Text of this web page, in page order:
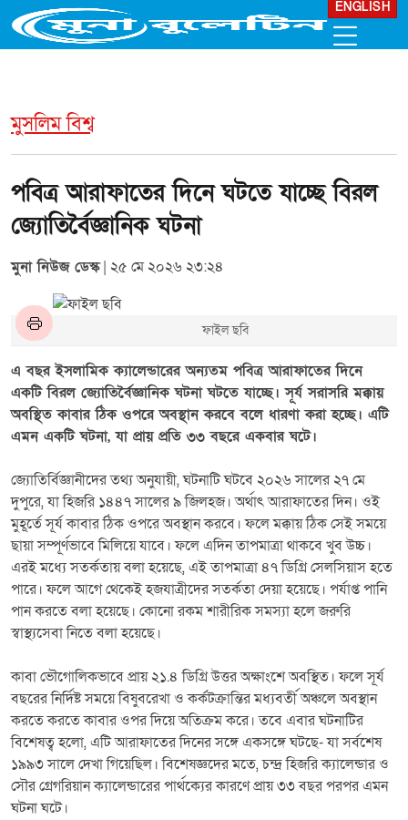
ENGLISH
মুসলিম বিশ্ব
পবিত্র আরাফাতের দিনে ঘটতে যাচ্ছে বিরল
জ্যোতির্বৈজ্ঞানিক ঘটনা
মুনা নিউজ ডেস্ক| ২৫ মে ২০২৬ ২৩:২৪
ফাইল ছবি
এ বছর ইসলামিক ক্যালেন্ডারের অন্যতম পবিত্র আরাফাতের দিনে
একটি বিরল জ্যোতির্বৈজ্ঞানিক ঘটনা ঘটতে যাচ্ছে। সূর্য সরাসরি মক্কায়
অবস্থিত কাবার ঠিক ওপরে অবস্থান করবে বলে ধারণা করা হচ্ছে। এটি
এমন একটি ঘটনা, যা প্রায় প্রতি ৩৩ বছরে একবার ঘটে।
জ্যোতির্বিজ্ঞানীদের তথ্য অনুযায়ী, ঘটনাটি ঘটবে ২০২৬ সালের ২৭ মে
দুপুরে, যা হিজরি ১৪৪৭ সালের ৯ জিলহজ। অর্থাৎ আরাফাতের দিন। ওই
মুহূর্তে সূর্য কাবার ঠিক ওপরে অবস্থান করবে। ফলে মক্কায় ঠিক সেই সময়ে
ছায়া সম্পূর্ণভাবে মিলিয়ে যাবে। ফলে এদিন তাপমাত্রা থাকবে খুব উচ্চ।
এরই মধ্যে সতর্কতায় বলা হয়েছে, এই তাপমাত্রা ৪৭ ডিগ্রি সেলসিয়াস হতে
পারে। ফলে আগে থেকেই হজযাত্রীদের সতর্কতা দেয়া হয়েছে। পর্যাপ্ত পানি
পান করতে বলা হয়েছে। কোনো রকম শারীরিক সমস্যা হলে জরুরি
স্বাস্থ্যসেবা নিতে বলা হয়েছে।
কাবা ভৌগোলিকভাবে প্রায় ২১.৪ ডিগ্রি উত্তর অক্ষাংশে অবস্থিত। ফলে সূর্য
বছরের নির্দিষ্ট সময়ে বিষুবরেখা ও কর্কটক্রান্তির মধ্যবর্তী অঞ্চলে অবস্থান
করতে করতে কাবার ওপর দিয়ে অতিক্রম করে। তবে এবার ঘটনাটির
বিশেষত্ব হলো, এটি আরাফাতের দিনের সঙ্গে একসঙ্গে ঘটছে- যা সর্বশেষ
১৯৯৩ সালে দেখা গিয়েছিল। বিশেষজ্ঞদের মতে, চন্দ্র হিজরি ক্যালেন্ডার ও
সৌর গ্রেগরিয়ান ক্যালেন্ডারের পার্থক্যের কারণে প্রায় ৩৩ বছর পরপর এমন
ঘটনা ঘটে।